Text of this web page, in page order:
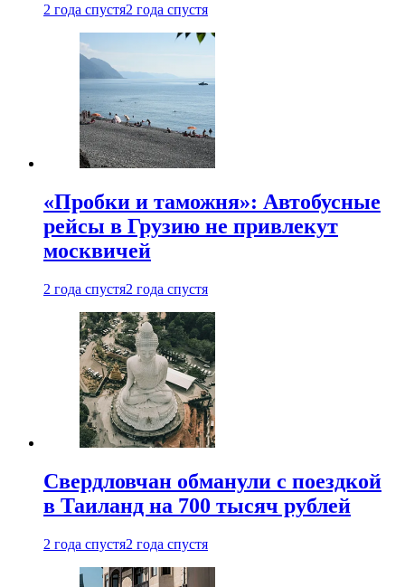
2 года спустя2 года спустя
«Пробки и таможня»: Автобусные
рейсы в Грузию не привлекут
москвичей
2 года спустя2 года спустя
Свердловчан обманули с поездкой
в Таиланд на 700 тысяч рублей
2 года спустя2 года спустя